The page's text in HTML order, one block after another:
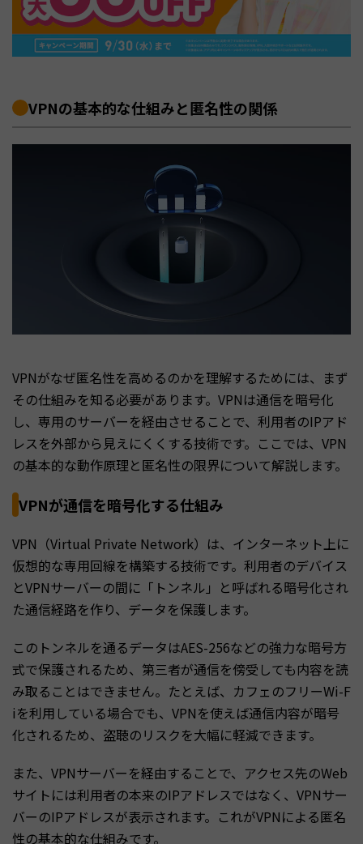
VPNの基本的な仕組みと匿名性の関係
VPNがなぜ匿名性を高めるのかを理解するためには、まず
その仕組みを知る必要があります。VPNは通信を暗号化
し、専用のサーバーを経由させることで、利用者のIPアド
レスを外部から見えにくくする技術です。ここでは、VPN
の基本的な動作原理と匿名性の限界について解説します。
VPNが通信を暗号化する仕組み
VPN（Virtual Private Network）は、インターネット上に
仮想的な専用回線を構築する技術です。利用者のデバイス
とVPNサーバーの間に「トンネル」と呼ばれる暗号化され
た通信経路を作り、データを保護します。
このトンネルを通るデータはAES-256などの強力な暗号方
式で保護されるため、第三者が通信を傍受しても内容を読
み取ることはできません。たとえば、カフェのフリーWi-F
iを利用している場合でも、VPNを使えば通信内容が暗号
化されるため、盗聴のリスクを大幅に軽減できます。
また、VPNサーバーを経由することで、アクセス先のWeb
サイトには利用者の本来のIPアドレスではなく、VPNサー
バーのIPアドレスが表示されます。これがVPNによる匿名
性の基本的な仕組みです。